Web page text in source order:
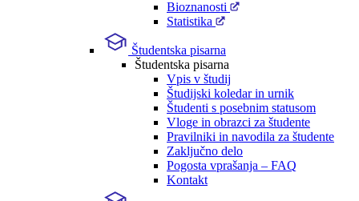
Bioznanosti
Statistika
Študentska pisarna
Študentska pisarna
Vpis v študij
Študijski koledar in urnik
Študenti s posebnim statusom
Vloge in obrazci za študente
Pravilniki in navodila za študente
Zaključno delo
Pogosta vprašanja – FAQ
Kontakt